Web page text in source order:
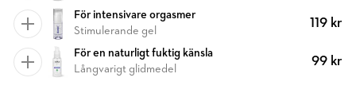
För intensivare orgasmer
Stimulerande gel
119 kr
För en naturligt fuktig känsla
Långvarigt glidmedel
99 kr